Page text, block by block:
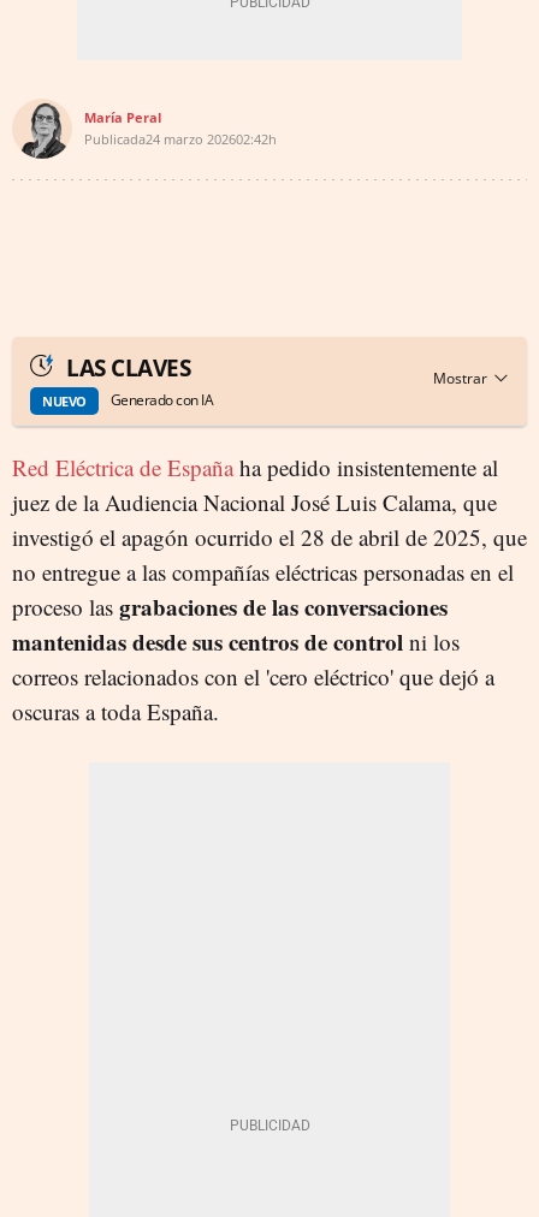
María Peral
Publicada24 marzo 202602:42h
LAS CLAVES
NUEVO Generado con IA
Red Eléctrica de Españaha pedido insistentemente al
juez de la Audiencia Nacional José Luis Calama, que
investigó el apagón ocurrido el 28 de abril de 2025, que
no entregue a las compañías eléctricas personadas en el
proceso las grabaciones de las conversaciones
mantenidas desde sus centros de control ni los
correos relacionados con el 'cero eléctrico' que dejó a
oscuras a toda España.